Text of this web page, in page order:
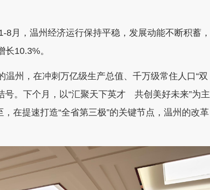
月，温州经济运行保持平稳，发展动能不断积蓄，
10.3%。
州，在冲刺万亿级生产总值、千万级常住人口“双
号。下个月，以“汇聚天下英才 共创美好未来”为主
在提速打造“全省第三极”的关键节点，温州的改革